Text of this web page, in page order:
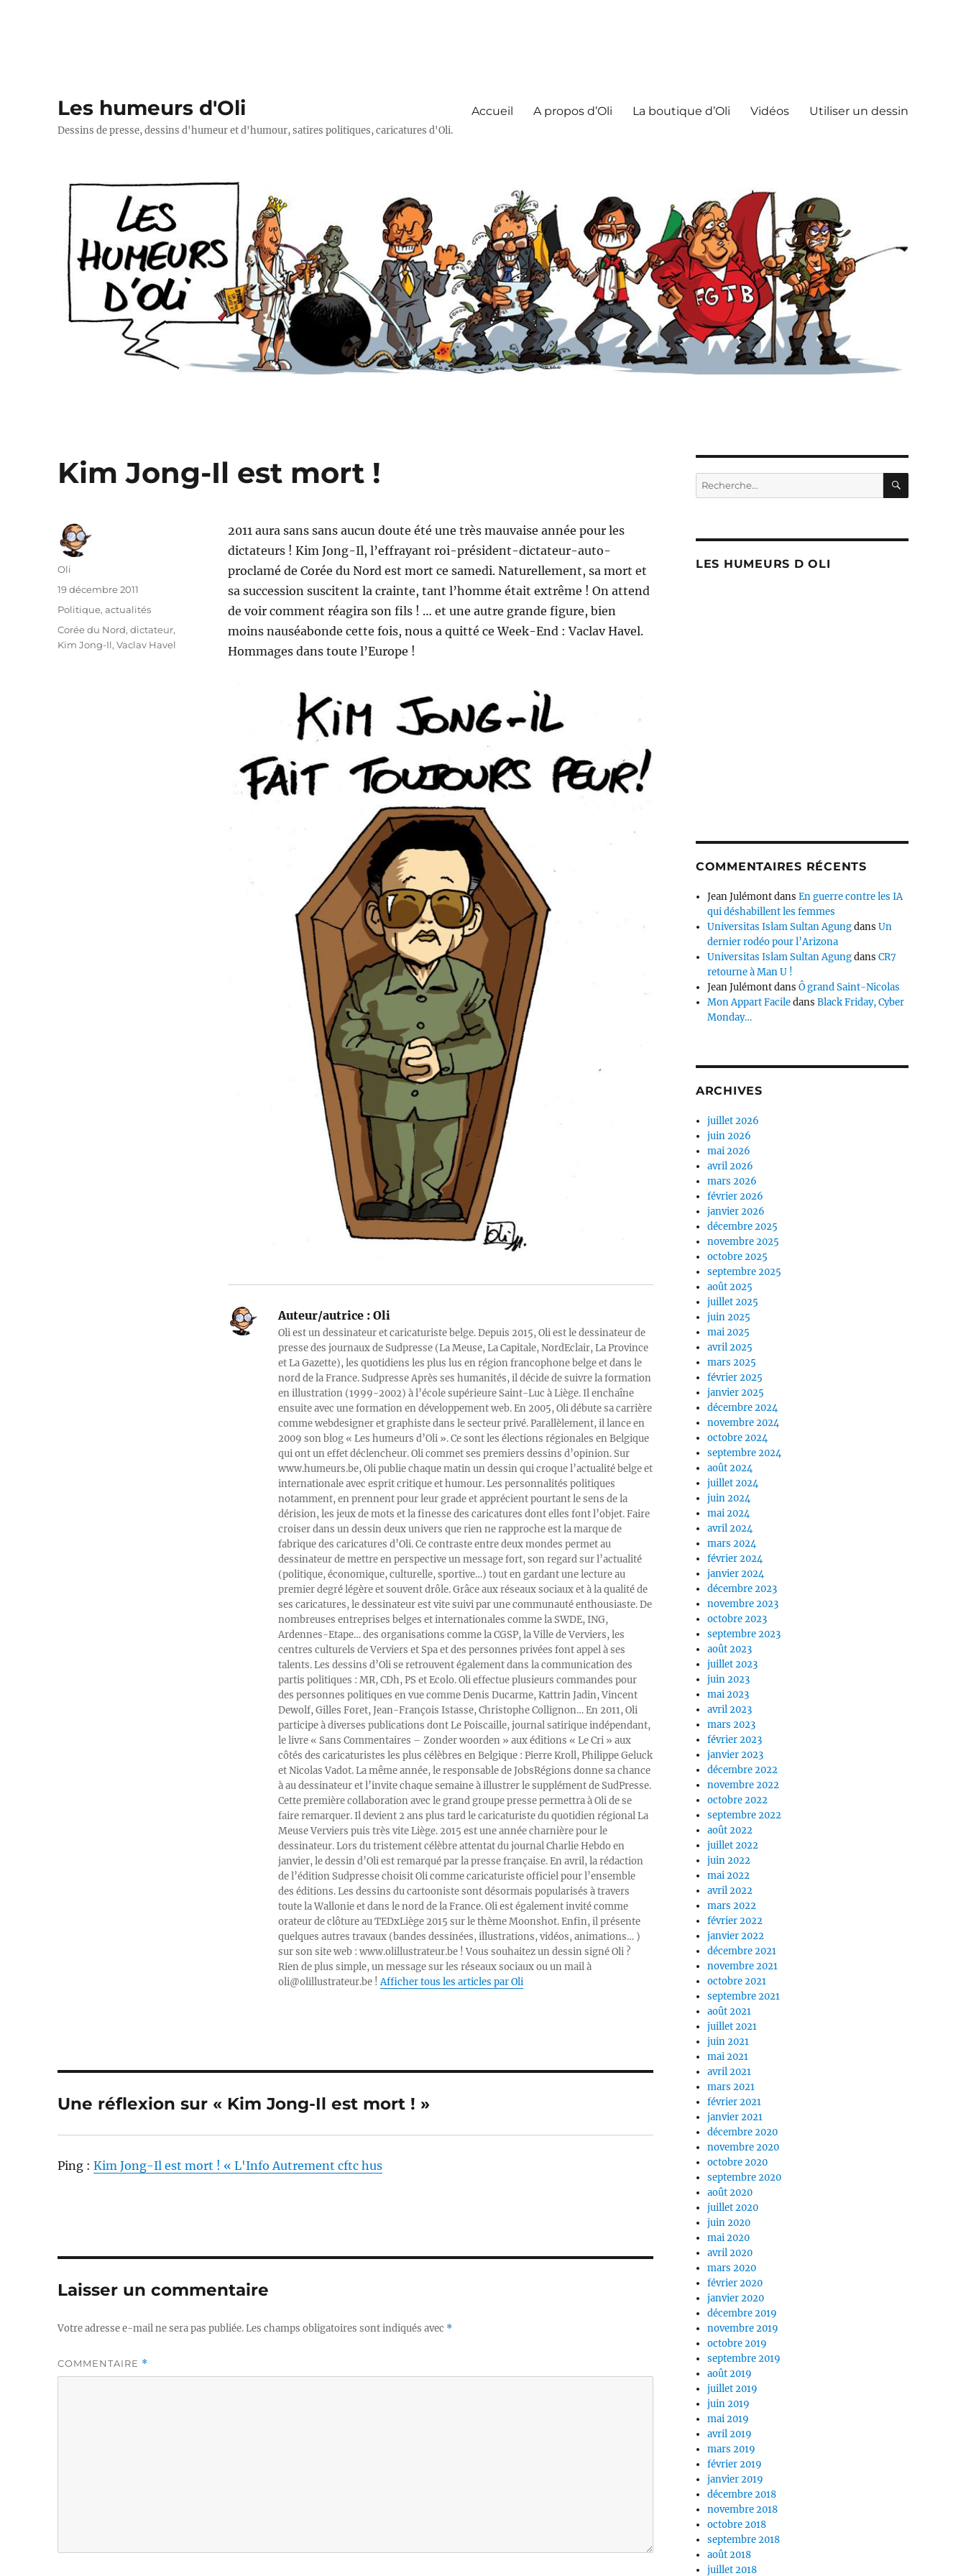
Les humeurs d'Oli
Dessins de presse, dessins d'humeur et d'humour, satires politiques, caricatures d'Oli.
Accueil A propos d’Oli La boutique d’Oli Vidéos Utiliser un dessin
Kim Jong-Il est mort !
2011 aura sans sans aucun doute été une très mauvaise année pour les
dictateurs ! Kim Jong-Il, l’effrayant roi-président-dictateur-auto-
proclamé de Corée du Nord est mort ce samedi. Naturellement, sa mort et
sa succession suscitent la crainte, tant l’homme était extrême ! On attend
de voir comment réagira son fils ! … et une autre grande figure, bien
moins nauséabonde cette fois, nous a quitté ce Week-End : Vaclav Havel.
Hommages dans toute l’Europe !
Auteur/autrice :Oli
Oli est un dessinateur et caricaturiste belge. Depuis 2015, Oli est le dessinateur de
presse des journaux de Sudpresse (La Meuse, La Capitale, NordEclair, La Province
et La Gazette), les quotidiens les plus lus en région francophone belge et dans le
nord de la France. Sudpresse Après ses humanités, il décide de suivre la formation
en illustration (1999-2002) à l’école supérieure Saint-Luc à Liège. Il enchaîne
ensuite avec une formation en développement web. En 2005, Oli débute sa carrière
comme webdesigner et graphiste dans le secteur privé. Parallèlement, il lance en
2009 son blog « Les humeurs d’Oli ». Ce sont les élections régionales en Belgique
qui ont un effet déclencheur. Oli commet ses premiers dessins d’opinion. Sur
www.humeurs.be, Oli publie chaque matin un dessin qui croque l’actualité belge et
internationale avec esprit critique et humour. Les personnalités politiques
notamment, en prennent pour leur grade et apprécient pourtant le sens de la
dérision, les jeux de mots et la finesse des caricatures dont elles font l’objet. Faire
croiser dans un dessin deux univers que rien ne rapproche est la marque de
fabrique des caricatures d’Oli. Ce contraste entre deux mondes permet au
dessinateur de mettre en perspective un message fort, son regard sur l’actualité
(politique, économique, culturelle, sportive…) tout en gardant une lecture au
premier degré légère et souvent drôle. Grâce aux réseaux sociaux et à la qualité de
ses caricatures, le dessinateur est vite suivi par une communauté enthousiaste. De
nombreuses entreprises belges et internationales comme la SWDE, ING,
Ardennes-Etape… des organisations comme la CGSP, la Ville de Verviers, les
centres culturels de Verviers et Spa et des personnes privées font appel à ses
talents. Les dessins d’Oli se retrouvent également dans la communication des
partis politiques : MR, CDh, PS et Ecolo. Oli effectue plusieurs commandes pour
des personnes politiques en vue comme Denis Ducarme, Kattrin Jadin, Vincent
Dewolf, Gilles Foret, Jean-François Istasse, Christophe Collignon… En 2011, Oli
participe à diverses publications dont Le Poiscaille, journal satirique indépendant,
le livre « Sans Commentaires – Zonder woorden » aux éditions « Le Cri » aux
côtés des caricaturistes les plus célèbres en Belgique : Pierre Kroll, Philippe Geluck
et Nicolas Vadot. La même année, le responsable de JobsRégions donne sa chance
à au dessinateur et l’invite chaque semaine à illustrer le supplément de SudPresse.
Cette première collaboration avec le grand groupe presse permettra à Oli de se
faire remarquer. Il devient 2 ans plus tard le caricaturiste du quotidien régional La
Meuse Verviers puis très vite Liège. 2015 est une année charnière pour le
dessinateur. Lors du tristement célèbre attentat du journal Charlie Hebdo en
janvier, le dessin d’Oli est remarqué par la presse française. En avril, la rédaction
de l’édition Sudpresse choisit Oli comme caricaturiste officiel pour l’ensemble
des éditions. Les dessins du cartooniste sont désormais popularisés à travers
toute la Wallonie et dans le nord de la France. Oli est également invité comme
orateur de clôture au TEDxLiège 2015 sur le thème Moonshot. Enfin, il présente
quelques autres travaux (bandes dessinées, illustrations, vidéos, animations… )
sur son site web : www.olillustrateur.be ! Vous souhaitez un dessin signé Oli ?
Rien de plus simple, un message sur les réseaux sociaux ou un mail à
oli@olillustrateur.be !Afficher tous les articles par Oli
Auteur
Oli
Publié
19 décembre 2011
Catégories
Politique, actualités
Étiquettes
Corée du Nord,dictateur,
Kim Jong-Il,Vaclav Havel
Une réflexion sur « Kim Jong-Il est mort ! »
Ping :Kim Jong-Il est mort ! « L'Info Autrement cftc hus
Laisser un commentaire
Votre adresse e-mail ne sera pas publiée.Les champs obligatoires sont indiqués avec *
COMMENTAIRE *
Recherche
pour :
LES HUMEURS D OLI
COMMENTAIRES RÉCENTS
Jean JulémontdansEn guerre contre les IA
qui déshabillent les femmes
Universitas Islam Sultan AgungdansUn
dernier rodéo pour l’Arizona
Universitas Islam Sultan AgungdansCR7
retourne à Man U !
Jean JulémontdansÔ grand Saint-Nicolas
Mon Appart FaciledansBlack Friday, Cyber
Monday…
ARCHIVES
juillet 2026
juin 2026
mai 2026
avril 2026
mars 2026
février 2026
janvier 2026
décembre 2025
novembre 2025
octobre 2025
septembre 2025
août 2025
juillet 2025
juin 2025
mai 2025
avril 2025
mars 2025
février 2025
janvier 2025
décembre 2024
novembre 2024
octobre 2024
septembre 2024
août 2024
juillet 2024
juin 2024
mai 2024
avril 2024
mars 2024
février 2024
janvier 2024
décembre 2023
novembre 2023
octobre 2023
septembre 2023
août 2023
juillet 2023
juin 2023
mai 2023
avril 2023
mars 2023
février 2023
janvier 2023
décembre 2022
novembre 2022
octobre 2022
septembre 2022
août 2022
juillet 2022
juin 2022
mai 2022
avril 2022
mars 2022
février 2022
janvier 2022
décembre 2021
novembre 2021
octobre 2021
septembre 2021
août 2021
juillet 2021
juin 2021
mai 2021
avril 2021
mars 2021
février 2021
janvier 2021
décembre 2020
novembre 2020
octobre 2020
septembre 2020
août 2020
juillet 2020
juin 2020
mai 2020
avril 2020
mars 2020
février 2020
janvier 2020
décembre 2019
novembre 2019
octobre 2019
septembre 2019
août 2019
juillet 2019
juin 2019
mai 2019
avril 2019
mars 2019
février 2019
janvier 2019
décembre 2018
novembre 2018
octobre 2018
septembre 2018
août 2018
juillet 2018